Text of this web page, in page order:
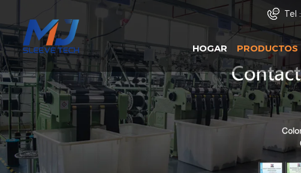
Tel :
HOGAR PRODUCTOS